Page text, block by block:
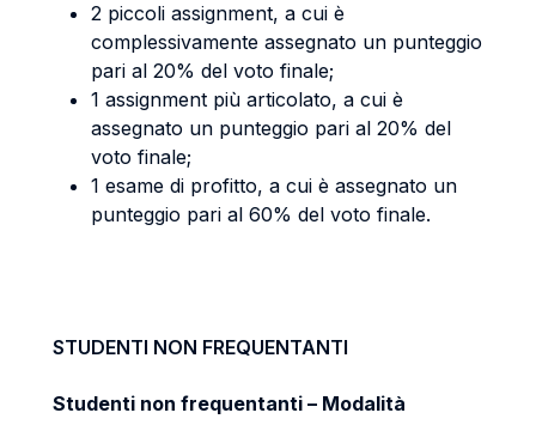
2 piccoli assignment, a cui è
complessivamente assegnato un punteggio
pari al 20% del voto finale;
1 assignment più articolato, a cui è
assegnato un punteggio pari al 20% del
voto finale;
1 esame di profitto, a cui è assegnato un
punteggio pari al 60% del voto finale.
STUDENTI NON FREQUENTANTI
Studenti non frequentanti – Modalità